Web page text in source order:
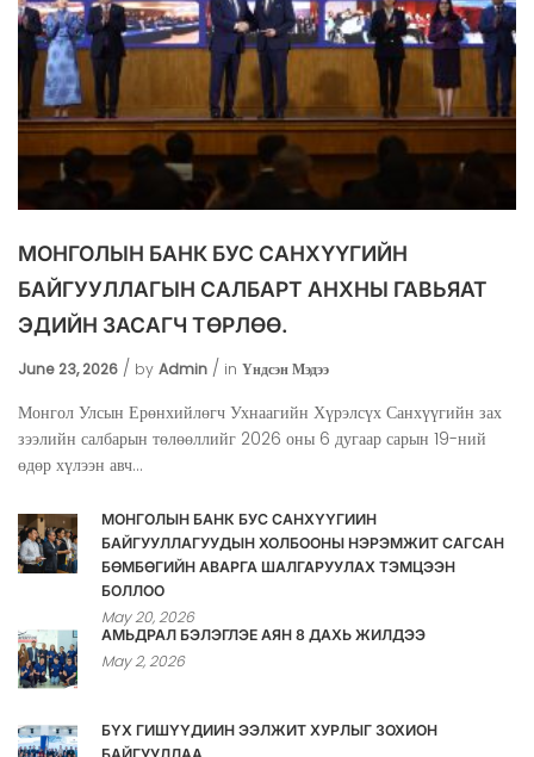
МОНГОЛЫН БАНК БУС САНХҮҮГИЙН
БАЙГУУЛЛАГЫН САЛБАРТ АНХНЫ ГАВЬЯАТ
ЭДИЙН ЗАСАГЧ ТӨРЛӨӨ.
June 23, 2026 by Admin in Үндсэн Мэдээ
Монгол Улсын Ерөнхийлөгч Ухнаагийн Хүрэлсүх Санхүүгийн зах
зээлийн салбарын төлөөллийг 2026 оны 6 дугаар сарын 19-ний
өдөр хүлээн авч...
МОНГОЛЫН БАНК БУС САНХҮҮГИЙН
БАЙГУУЛЛАГУУДЫН ХОЛБООНЫ НЭРЭМЖИТ САГСАН
БӨМБӨГИЙН АВАРГА ШАЛГАРУУЛАХ ТЭМЦЭЭН
БОЛЛОО
May 20, 2026
АМЬДРАЛ БЭЛЭГЛЭЕ АЯН 8 ДАХЬ ЖИЛДЭЭ
May 2, 2026
БҮХ ГИШҮҮДИЙН ЭЭЛЖИТ ХУРЛЫГ ЗОХИОН